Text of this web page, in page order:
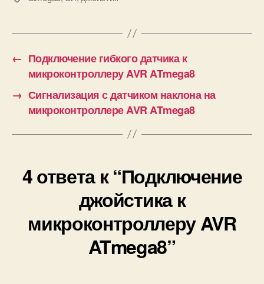
к
← Подключение гибкого датчика к
микроконтроллеру AVR ATmega8
→ Сигнализация с датчиком наклона на
микроконтроллере AVR ATmega8
4 ответа к “Подключение
джойстика к
микроконтроллеру AVR
ATmega8”